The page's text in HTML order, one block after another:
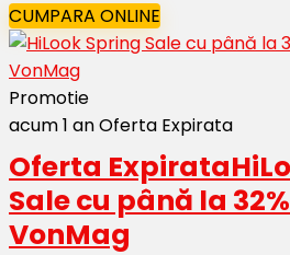
CUMPARA ONLINE
Promotie
acum 1 anOferta Expirata
Oferta Expirata
Sale cu până la
VonMag